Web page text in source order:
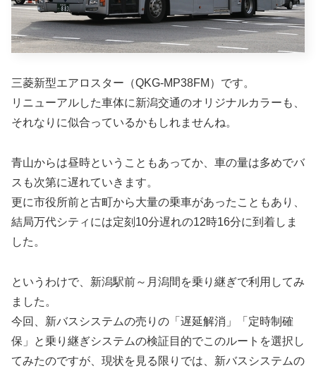
三菱新型エアロスター（QKG-MP38FM）です。
リニューアルした車体に新潟交通のオリジナルカラーも、
それなりに似合っているかもしれませんね。
青山からは昼時ということもあってか、車の量は多めでバ
スも次第に遅れていきます。
更に市役所前と古町から大量の乗車があったこともあり、
結局万代シティには定刻10分遅れの12時16分に到着しま
した。
というわけで、新潟駅前～月潟間を乗り継ぎで利用してみ
ました。
今回、新バスシステムの売りの「遅延解消」「定時制確
保」と乗り継ぎシステムの検証目的でこのルートを選択し
てみたのですが、現状を見る限りでは、新バスシステムの